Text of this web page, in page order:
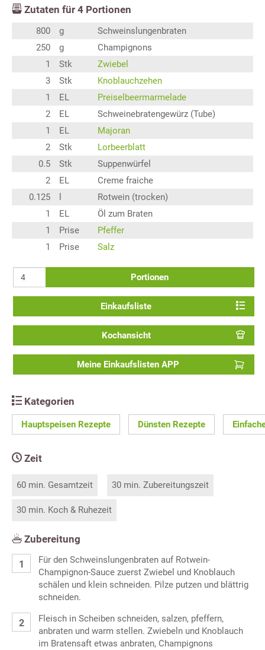
Zutaten für 4 Portionen
800 g
Schweinslungenbraten
250
g
Champignons
1
Stk
Zwiebel
3
Stk
Knoblauchzehen
1
EL
Preiselbeermarmelade
2
EL
Schweinebratengewürz (Tube)
1
EL
Majoran
2
Stk
Lorbeerblatt
0.5
Stk
Suppenwürfel
2
EL
Creme fraiche
0.125
Rotwein (trocken)
1
EL
Öl zum Braten
1
Prise
Pfeffer
1
Prise Salz
Portionen
Einkaufsliste
Kochansicht
Meine Einkaufslisten APP
Kategorien
Hauptspeisen Rezepte Dünsten Rezepte
Zeit
60 min. Gesamtzeit 30 min. Zubereitungszeit
30 min. Koch & Ruhezeit
Zubereitung
Für den Schweinslungenbraten auf Rotwein-
Champignon-Sauce zuerst Zwiebel und Knoblauch
schälen und klein schneiden. Pilze putzen und blättrig
schneiden.
Fleisch in Scheiben schneiden, salzen, pfeffern,
anbraten und warm stellen. Zwiebeln und Knoblauch
im Bratensaft etwas anbraten, Champignons